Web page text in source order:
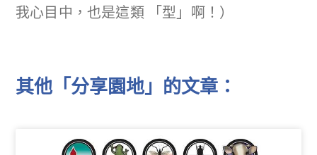
我心目中，也是這類 「型」啊！）
其他「分享園地」的文章：